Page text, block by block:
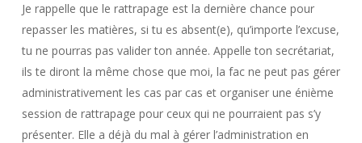
Je rappelle que le rattrapage est la dernière chance pour
repasser les matières, si tu es absent(e), qu’importe l’excuse,
tu ne pourras pas valider ton année. Appelle ton secrétariat,
ils te diront la même chose que moi, la fac ne peut pas gérer
administrativement les cas par cas et organiser une énième
session de rattrapage pour ceux qui ne pourraient pas s’y
présenter. Elle a déjà du mal à gérer l’administration en